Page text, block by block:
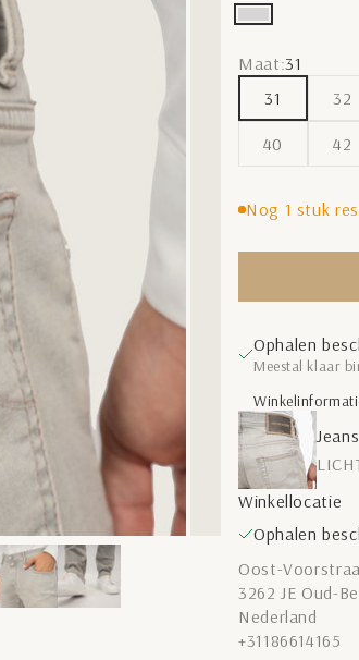
LICHT GRIJS
Maat:31
31
32
40 42
Nog 1 stuk
Ophalen
Meestal klaar
Winkellocatie
Ophalen
Oost-
3262 JE Oud-
Nederland
+31186614165